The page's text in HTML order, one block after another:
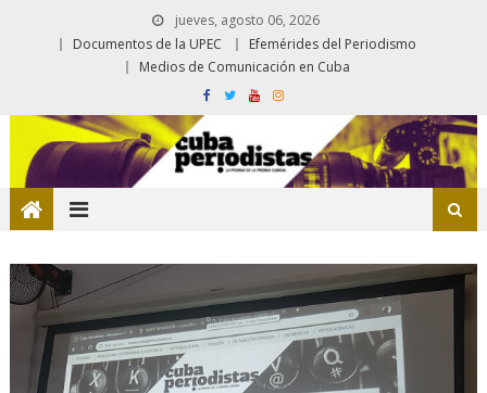
jueves, agosto 06, 2026
Documentos de la UPEC
Efemérides del Periodismo
Medios de Comunicación en Cuba